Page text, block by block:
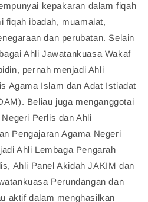
kepakaran dalam fiqah
fiqah ibadah, muamalat,
dan perubatan. Selain
Ahli Jawatankuasa Wakaf
pernah menjadi Ahli
Agama Islam dan Adat Istiadat
Beliau juga menganggotai
Perlis dan Ahli
Pengajaran Agama Negeri
Ahli Lembaga Pengarah
Ahli Panel Akidah JAKIM dan
Perundangan dan
aktif dalam menghasilkan